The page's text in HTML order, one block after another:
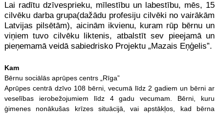
Lai radītu dzīvesprieku, mīlestību un labestību, mēs, 15
cilvēku darba grupa(dažādu profesiju cilvēki no vairākām
Latvijas pilsētām), aicinām ikvienu, kuram rūp bērnu un
viņiem tuvo cilvēku liktenis, atbalstīt sev pieejamā un
pieņemamā veidā sabiedrisko Projektu „Mazais Eņģelis”.
Kam
Bērnu sociālās aprūpes centrs „Rīga”
Aprūpes centrā dzīvo 108 bērni, vecumā līdz 2 gadiem un bērni ar
veselības ierobežojumiem līdz 4 gadu vecumam. Bērni, kuru
ģimenes nonākušas krīzes situācijā, vai apstākļos, kad bērna